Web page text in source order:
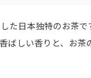
日本独特のお茶
しい香りと、お